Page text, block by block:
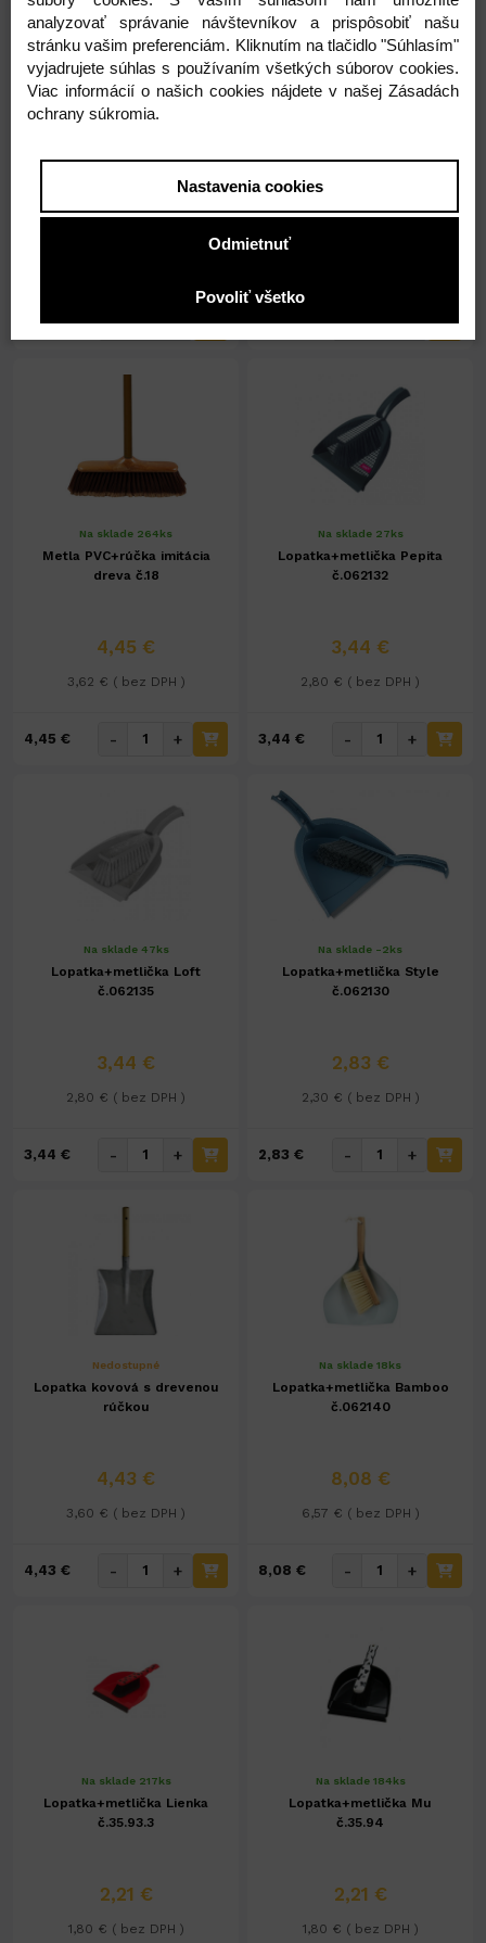
Na sklade 491ks
imitácia 130cm
3,60 € - +
č.LF7672
3,94 € - +
Na sklade 264ks
Metla PVC+rúčka imitácia
dreva č.18
4,45 €
3,62 € ( bez DPH )
4,45 € - +
Na sklade 27ks
Lopatka+metlička Pepita
č.062132
3,44 €
2,80 € ( bez DPH )
3,44 € - +
Na sklade 47ks
Lopatka+metlička Loft
č.062135
3,44 €
2,80 € ( bez DPH )
3,44 € - +
Na sklade -2ks
Lopatka+metlička Style
č.062130
2,83 €
2,30 € ( bez DPH )
2,83 € - +
Nedostupné
Lopatka kovová s drevenou
rúčkou
4,43 €
3,60 € ( bez DPH )
4,43 € - +
Na sklade 18ks
Lopatka+metlička Bamboo
č.062140
8,08 €
6,57 € ( bez DPH )
8,08 € - +
Na sklade 217ks
Lopatka+metlička Lienka
č.35.93.3
2,21 €
1,80 € ( bez DPH )
Na sklade 184ks
Lopatka+metlička Mu
č.35.94
2,21 €
1,80 € ( bez DPH )
analyzovať správanie návštevníkov a prispôsobiť našu
stránku vašim preferenciám. Kliknutím na tlačidlo "Súhlasím"
vyjadrujete súhlas s používaním všetkých súborov cookies.
Viac informácií o našich cookies nájdete v našej Zásadách
ochrany súkromia.
Nastavenia cookies
Odmietnuť
Povoliť všetko